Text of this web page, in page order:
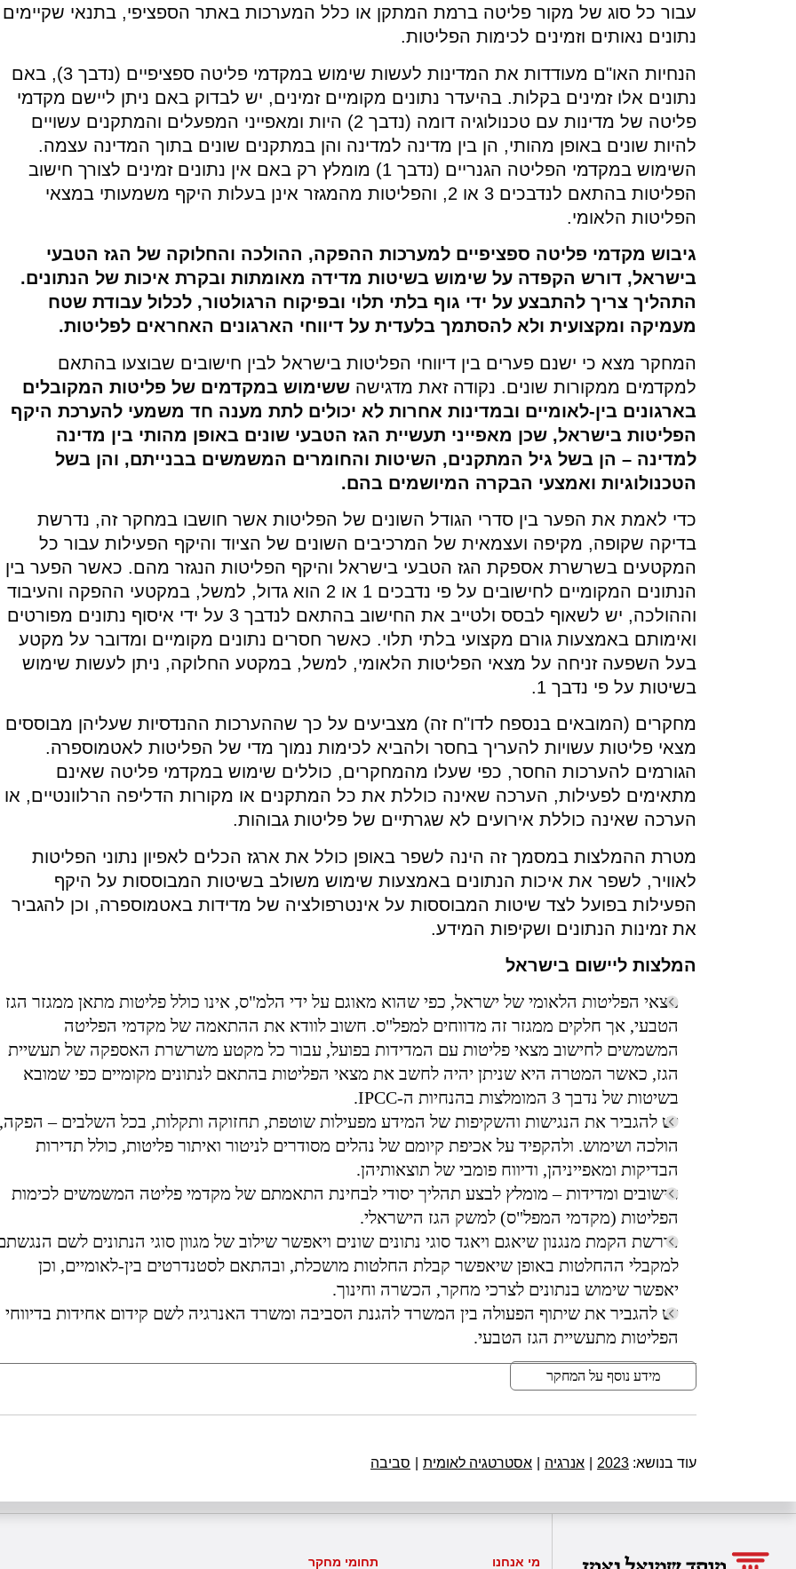
עבור כל סוג של מקור פליטה ברמת המתקן או כלל המערכות באתר הספציפי, בתנאי שקיימים
נתונים נאותים וזמינים לכימות הפליטות.
הנחיות האו"ם מעודדות את המדינות לעשות שימוש במקדמי פליטה ספציפיים (נדבך 3), באם
נתונים אלו זמינים בקלות. בהיעדר נתונים מקומיים זמינים, יש לבדוק באם ניתן ליישם מקדמי
פליטה של מדינות עם טכנולוגיה דומה (נדבך 2) היות ומאפייני המפעלים והמתקנים עשויים
להיות שונים באופן מהותי, הן בין מדינה למדינה והן במתקנים שונים בתוך המדינה עצמה.
השימוש במקדמי הפליטה הגנריים (נדבך 1) מומלץ רק באם אין נתונים זמינים לצורך חישוב
הפליטות בהתאם לנדבכים 3 או 2, והפליטות מהמגזר אינן בעלות היקף משמעותי במצאי
הפליטות הלאומי.
גיבוש מקדמי פליטה ספציפיים למערכות ההפקה, ההולכה והחלוקה של הגז הטבעי
בישראל, דורש הקפדה על שימוש בשיטות מדידה מאומתות ובקרת איכות של הנתונים.
התהליך צריך להתבצע על ידי גוף בלתי תלוי ובפיקוח הרגולטור, לכלול עבודת שטח
מעמיקה ומקצועית ולא להסתמך בלעדית על דיווחי הארגונים האחראים לפליטות.
המחקר מצא כי ישנם פערים בין דיווחי הפליטות בישראל לבין חישובים שבוצעו בהתאם
למקדמים ממקורות שונים. נקודה זאת מדגישה ששימוש במקדמים של פליטות המקובלים
בארגונים בין-לאומיים ובמדינות אחרות לא יכולים לתת מענה חד משמעי להערכת היקף
הפליטות בישראל, שכן מאפייני תעשיית הגז הטבעי שונים באופן מהותי בין מדינה
למדינה – הן בשל גיל המתקנים, השיטות והחומרים המשמשים בבנייתם, והן בשל
הטכנולוגיות ואמצעי הבקרה המיושמים בהם.
כדי לאמת את הפער בין סדרי הגודל השונים של הפליטות אשר חושבו במחקר זה, נדרשת
בדיקה שקופה, מקיפה ועצמאית של המרכיבים השונים של הציוד והיקף הפעילות עבור כל
המקטעים בשרשרת אספקת הגז הטבעי בישראל והיקף הפליטות הנגזר מהם. כאשר הפער בין
הנתונים המקומיים לחישובים על פי נדבכים 1 או 2 הוא גדול, למשל, במקטעי ההפקה והעיבוד
וההולכה, יש לשאוף לבסס ולטייב את החישוב בהתאם לנדבך 3 על ידי איסוף נתונים מפורטים
ואימותם באמצעות גורם מקצועי בלתי תלוי. כאשר חסרים נתונים מקומיים ומדובר על מקטע
בעל השפעה זניחה על מצאי הפליטות הלאומי, למשל, במקטע החלוקה, ניתן לעשות שימוש
בשיטות על פי נדבך 1.
מחקרים (המובאים בנספח לדו"ח זה) מצביעים על כך שההערכות ההנדסיות שעליהן מבוססים
מצאי פליטות עשויות להעריך בחסר ולהביא לכימות נמוך מדי של הפליטות לאטמוספרה.
הגורמים להערכות החסר, כפי שעלו מהמחקרים, כוללים שימוש במקדמי פליטה שאינם
מתאימים לפעילות, הערכה שאינה כוללת את כל המתקנים או מקורות הדליפה הרלוונטיים, או
הערכה שאינה כוללת אירועים לא שגרתיים של פליטות גבוהות.
מטרת ההמלצות במסמך זה הינה לשפר באופן כולל את ארגז הכלים לאפיון נתוני הפליטות
לאוויר, לשפר את איכות הנתונים באמצעות שימוש משולב בשיטות המבוססות על היקף
הפעילות בפועל לצד שיטות המבוססות על אינטרפולציה של מדידות באטמוספרה, וכן להגביר
את זמינות הנתונים ושקיפות המידע.
המלצות ליישום בישראל
מצאי הפליטות הלאומי של ישראל, כפי שהוא מאוגם על ידי הלמ"ס, אינו כולל פליטות מתאן ממגזר הגז
הטבעי, אך חלקים ממגזר זה מדווחים למפל"ס. חשוב לוודא את ההתאמה של מקדמי הפליטה
המשמשים לחישוב מצאי פליטות עם המדידות בפועל, עבור כל מקטע משרשרת האספקה של תעשיית
הגז, כאשר המטרה היא שניתן יהיה לחשב את מצאי הפליטות בהתאם לנתונים מקומיים כפי שמובא
בשיטות של נדבך 3 המומלצות בהנחיות ה-IPCC.
יש להגביר את הנגישות והשקיפות של המידע מפעילות שוטפת, תחזוקה ותקלות, בכל השלבים – הפקה,
הולכה ושימוש. ולהקפיד על אכיפת קיומם של נהלים מסודרים לניטור ואיתור פליטות, כולל תדירות
הבדיקות ומאפייניהן, ודיווח פומבי של תוצאותיהן.
חישובים ומדידות – מומלץ לבצע תהליך יסודי לבחינת התאמתם של מקדמי פליטה המשמשים לכימות
הפליטות (מקדמי המפל"ס) למשק הגז הישראלי.
נדרשת הקמת מנגנון שיאגם ויאגד סוגי נתונים שונים ויאפשר שילוב של מגוון סוגי הנתונים לשם
למקבלי ההחלטות באופן שיאפשר קבלת החלטות מושכלת, ובהתאם לסטנדרטים בין-לאומיים, וכן
יאפשר שימוש בנתונים לצרכי מחקר, הכשרה וחינוך.
יש להגביר את שיתוף הפעולה בין המשרד להגנת הסביבה ומשרד האנרגיה לשם קידום אחידות בדיווחי
הפליטות מתעשיית הגז הטבעי.
מידע נוסף על המחקר
עוד בנושא: 2023 אנרגיה אסטרטגיה לאומית סביבה
מי אנחנו תחומי מחקר